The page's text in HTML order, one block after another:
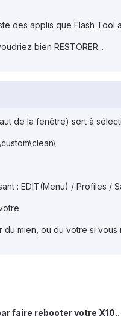
des applis que Flash
bien RESTORER...
de la fenêtre) sert à
: EDIT(Menu) / Profiles /
du mien, ou du votre si
faire rebooter votre X10..